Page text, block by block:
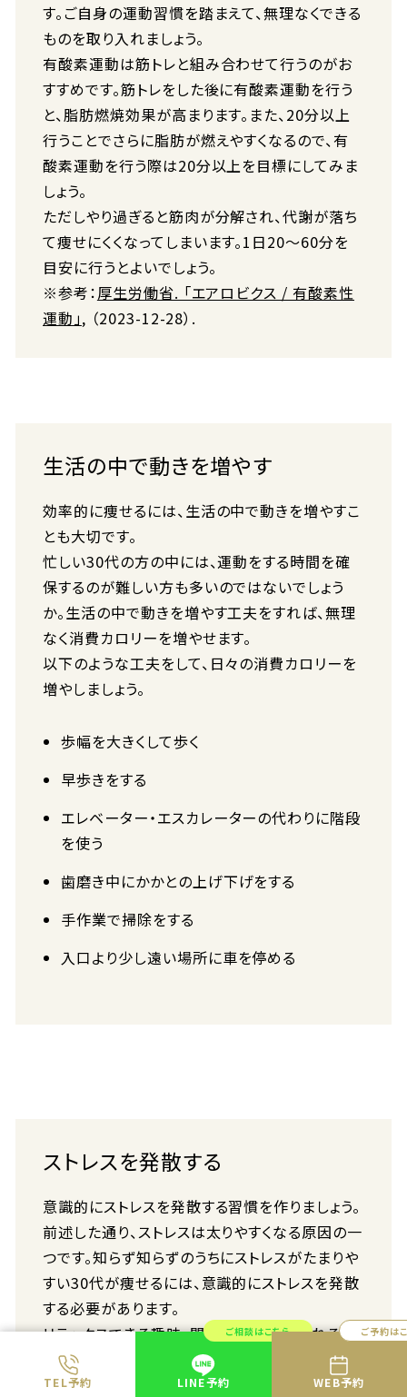
TEL予約
ご相談はこちら
LINE予約
ご予約は
WEB予約
す。ご自身の運動習慣を踏まえて、無理なくできる
ものを取り入れましょう。
有酸素運動は筋トレと組み合わせて行うのがお
すすめです。筋トレをした後に有酸素運動を行う
と、脂肪燃焼効果が高まります。また、20分以上
行うことでさらに脂肪が燃えやすくなるので、有
酸素運動を行う際は20分以上を目標にしてみま
しょう。
ただしやり過ぎると筋肉が分解され、代謝が落ち
て痩せにくくなってしまいます。​​1日20〜60分を
目安に行うとよいでしょう。
※参考：厚生労働省. 「エアロビクス / 有酸素性
運動」, （2023-12-28）.
生活の中で動きを増やす
効率的に痩せるには、生活の中で動きを増やすこ
とも大切です。
忙しい30代の方の中には、運動をする時間を確
保するのが難しい方も多いのではないでしょう
か。生活の中で動きを増やす工夫をすれば、無理
なく消費カロリーを増やせます。
以下のような工夫をして、日々の消費カロリーを
増やしましょう。
歩幅を大きくして歩く
早歩きをする
エレベーター・エスカレーターの代わりに階段
を使う
歯磨き中にかかとの上げ下げをする
手作業で掃除をする
入口より少し遠い場所に車を停める
ストレスを発散する
意識的にストレスを発散する習慣を作りましょう。
前述した通り、ストレスは太りやすくなる原因の一
つです。知らず知らずのうちにストレスがたまりや
すい30代が痩せるには、意識的にストレスを発散
する必要があります。
リラックスできる趣味、開放的な気分になれる趣
味など、何でも良いので自分なりのストレス発散
方法を見付けておきましょう。体を動かす趣味な